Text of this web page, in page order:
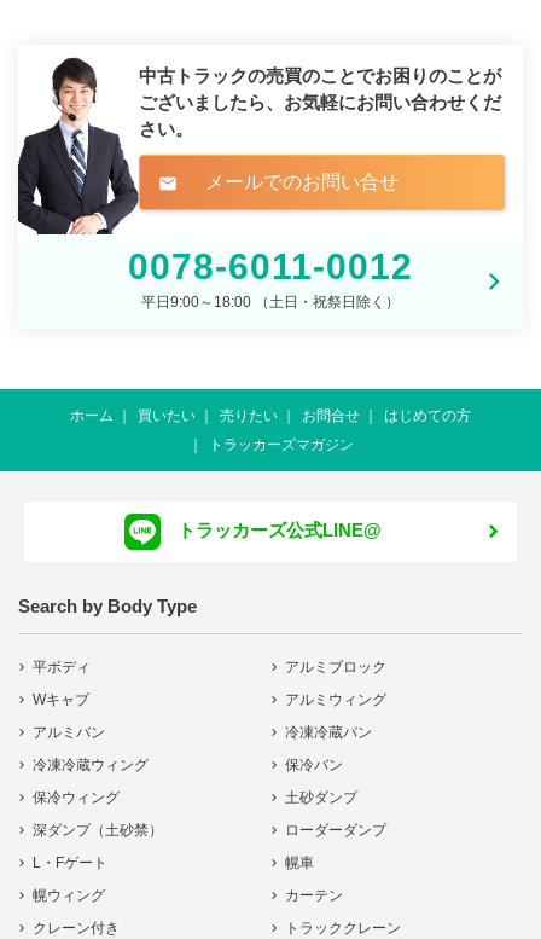
中古トラックの売買のことでお困りのことが
ございましたら、 お気軽にお問い合わせくだ
さい。
mail メールでのお問い合せ
0078-6011-0012
平日9:00～18:00 （土日・祝祭日除く）
ホーム 買いたい 売りたい お問合せ
はじめての方
トラッカーズマガジン
トラッカーズ公式LINE@
Search by Body Type
平ボディ
アルミブロック
Wキャブ
アルミウィング
アルミバン
冷凍冷蔵バン
冷凍冷蔵ウィング
保冷バン
保冷ウィング
土砂ダンプ
深ダンプ（土砂禁）
ローダーダンプ
L・Fゲート
幌車
幌ウィング
カーテン
クレーン付き
トラッククレーン